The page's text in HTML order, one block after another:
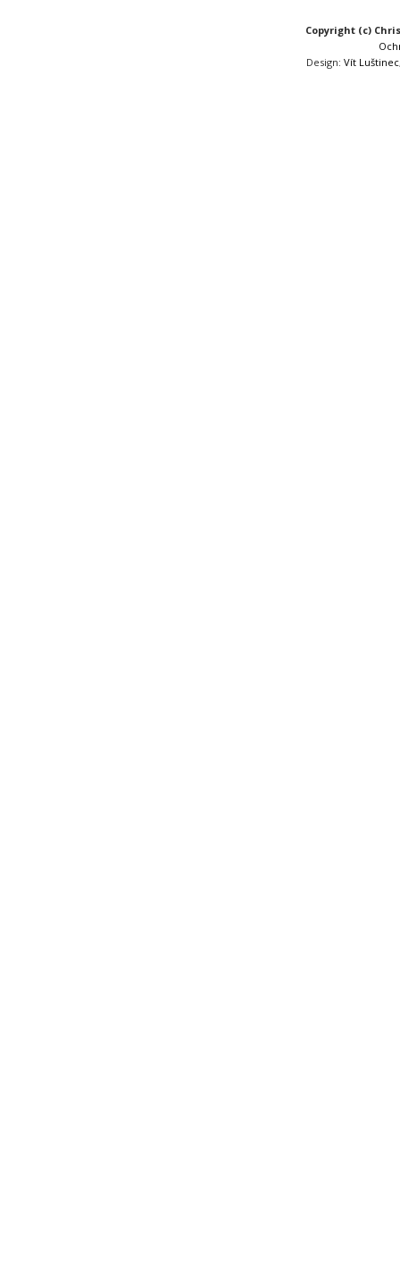
Copyright (c)
Design:Vít Luštinec